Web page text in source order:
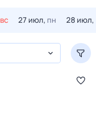
вс 27 июл, пн 28 июл,